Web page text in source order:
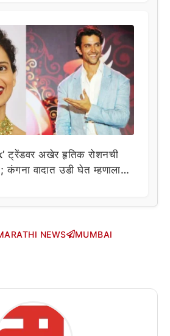
ट्रेंडवर अखेर हृतिक रोशनची
कंगना वादात उडी घेत म्हणाला…
NEWS
MUMBAI